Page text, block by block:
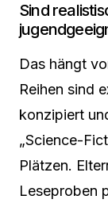
Sind
Das hängt
Reihen sind
konzipiert
„Science-
Plätzen.
Leseproben